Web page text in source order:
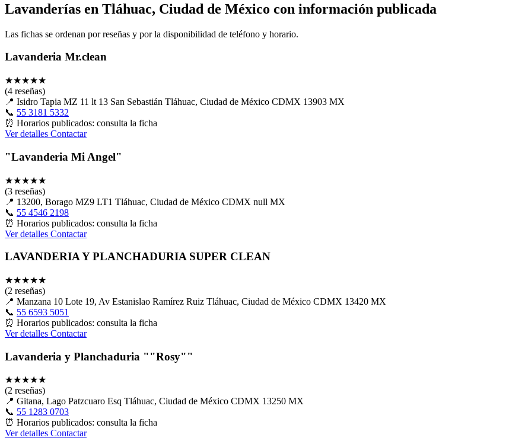
Lavanderías en Tláhuac, Ciudad de México con información publicada
Las fichas se ordenan por reseñas y por la disponibilidad de teléfono y horario.
Lavanderia Mr.clean
★★★★★
(4 reseñas)
📍 Isidro Tapia MZ 11 lt 13 San Sebastián Tláhuac, Ciudad de México CDMX 13903 MX
📞 55 3181 5332
⏰ Horarios publicados: consulta la ficha
Ver detalles Contactar
"Lavanderia Mi Angel"
★★★★★
(3 reseñas)
📍 13200, Borago MZ9 LT1 Tláhuac, Ciudad de México CDMX null MX
📞 55 4546 2198
⏰ Horarios publicados: consulta la ficha
Ver detalles Contactar
LAVANDERIA Y PLANCHADURIA SUPER CLEAN
★★★★★
(2 reseñas)
📍 Manzana 10 Lote 19, Av Estanislao Ramírez Ruiz Tláhuac, Ciudad de México CDMX 13420 MX
📞 55 6593 5051
⏰ Horarios publicados: consulta la ficha
Ver detalles Contactar
Lavanderia y Planchaduria ""Rosy""
★★★★★
(2 reseñas)
📍 Gitana, Lago Patzcuaro Esq Tláhuac, Ciudad de México CDMX 13250 MX
📞 55 1283 0703
⏰ Horarios publicados: consulta la ficha
Ver detalles Contactar